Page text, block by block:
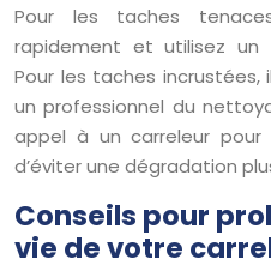
Pour les taches
rapidement et utilisez
Pour les taches
un professionnel du
appel à un carreleur
d’éviter une dégradation
Conseils pour
vie de votre